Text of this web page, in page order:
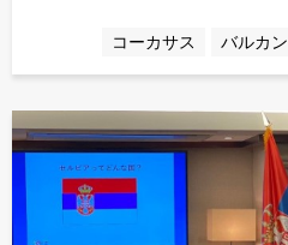
コーカサス バルカン